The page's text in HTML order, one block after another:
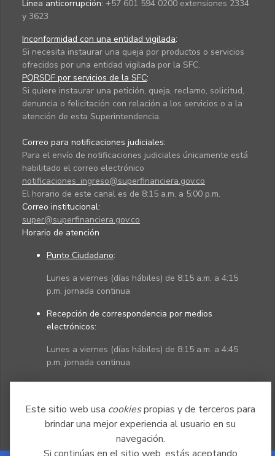
Este sitio web usa cookiespropias y de terceros para
brindar una mejor experiencia al usuario en su
navegación.
Línea anticorrupción: +57 601 594 0200 extensiones 2334
y 3623
Inconformidad con una entidad vigilada:
Si necesita instaurar una queja por productos o servicios
ofrecidos por una entidad vigilada por la SFC.
PQRSDF por servicios de la SFC:
Si quiere instaurar una petición, queja, reclamo, solicitud,
denuncia o felicitación con relación a los servicios o a la
atención de esta Superintendencia.
Correo para notificaciones judiciales:
Para el envío de notificaciones judiciales únicamente está
habilitado el correo electrónico
notificaciones_ingreso@superfinanciera.gov.co
El horario de este canal es de 8:15 a.m. a 5:00 p.m.
Correo institucional:
super@superfinanciera.gov.co
Horario de atención
Punto Ciudadano:
Lunes a viernes (días hábiles) de 8:15 a.m. a 4:15
p.m. jornada continua
Recepción de correspondencia por medios
electrónicos:
Lunes a viernes (días hábiles) de 8:15 a.m. a 4:45
p.m. jornada continua